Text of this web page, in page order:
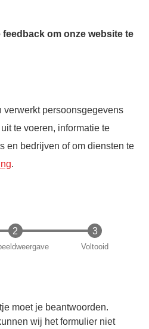
om onze website te
verwerkt persoonsgegevens
te voeren, informatie te
en bedrijven of om diensten te
.
Voltooid
moet je beantwoorden.
wij het formulier niet